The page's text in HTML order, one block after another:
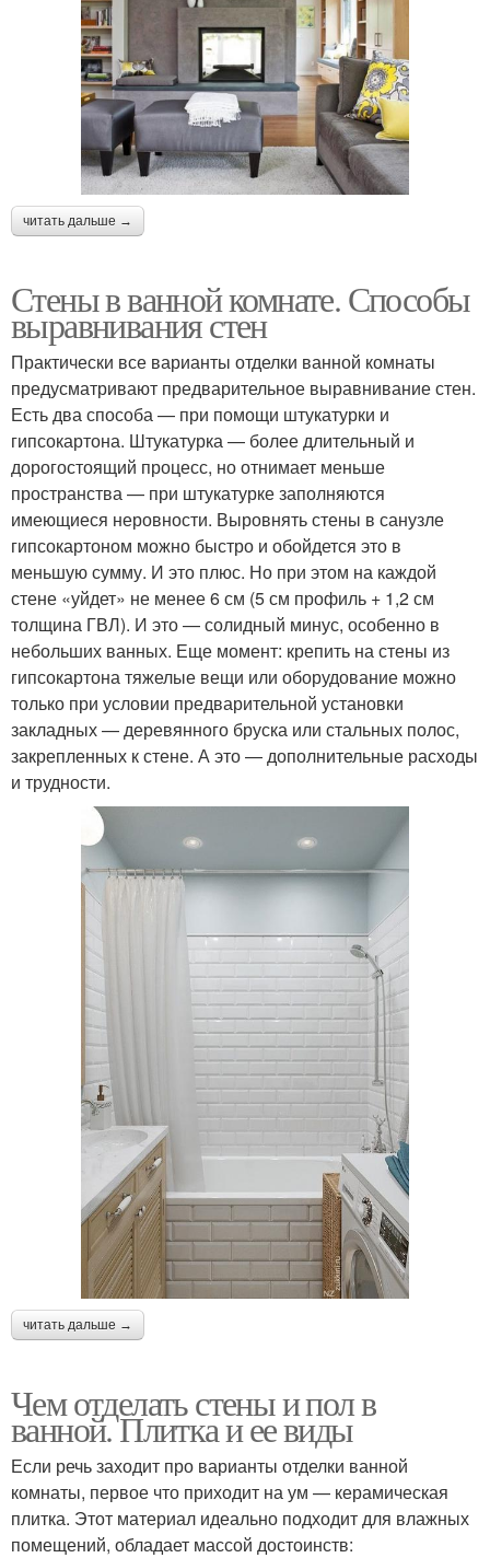
читать дальше →
Стены в ванной комнате. Способы
выравнивания стен
Практически все варианты отделки ванной комнаты
предусматривают предварительное выравнивание стен.
Есть два способа — при помощи штукатурки и
гипсокартона. Штукатурка — более длительный и
дорогостоящий процесс, но отнимает меньше
пространства — при штукатурке заполняются
имеющиеся неровности. Выровнять стены в санузле
гипсокартоном можно быстро и обойдется это в
меньшую сумму. И это плюс. Но при этом на каждой
стене «уйдет» не менее 6 см (5 см профиль + 1,2 см
толщина ГВЛ). И это — солидный минус, особенно в
небольших ванных. Еще момент: крепить на стены из
гипсокартона тяжелые вещи или оборудование можно
только при условии предварительной установки
закладных — деревянного бруска или стальных полос,
закрепленных к стене. А это — дополнительные расходы
и трудности.
читать дальше →
Чем отделать стены и пол в
ванной. Плитка и ее виды
Если речь заходит про варианты отделки ванной
комнаты, первое что приходит на ум — керамическая
плитка. Этот материал идеально подходит для влажных
помещений, обладает массой достоинств: